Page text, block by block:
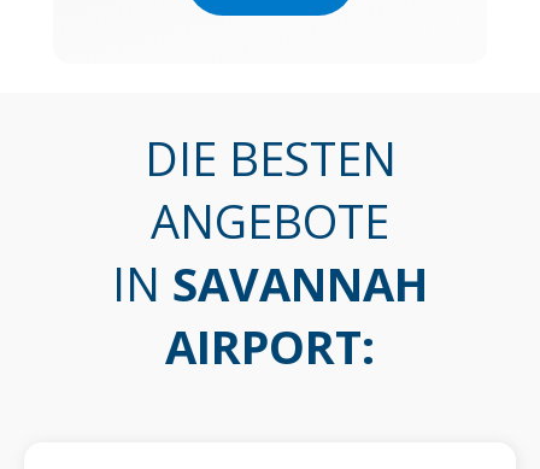
DIE BESTEN
ANGEBOTE
IN SAVANNAH
AIRPORT: